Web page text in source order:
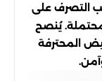
التصرف على
يُنصح
المحترفة